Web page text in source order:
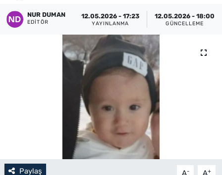
NUR DUMAN
EDITÖR
12.05.2026 - 17:23
YAYINLANMA
12.05.2026 - 18:00
GÜNCELLEME
Paylaş - +